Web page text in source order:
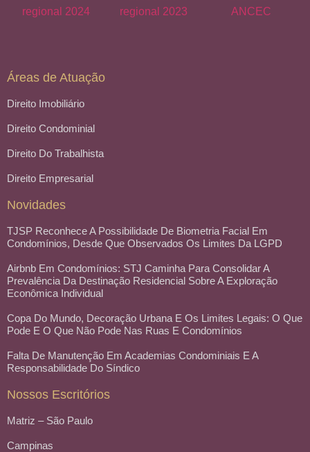
Áreas de Atuação
Direito Imobiliário
Direito Condominial
Direito Do Trabalhista
Direito Empresarial
Novidades
TJSP Reconhece A Possibilidade De Biometria Facial Em
Condomínios, Desde Que Observados Os Limites Da LGPD
Airbnb Em Condomínios: STJ Caminha Para Consolidar A
Prevalência Da Destinação Residencial Sobre A Exploração
Econômica Individual
Copa Do Mundo, Decoração Urbana E Os Limites Legais: O Que
Pode E O Que Não Pode Nas Ruas E Condomínios
Falta De Manutenção Em Academias Condominiais E A
Responsabilidade Do Síndico
Nossos Escritórios
Matriz – São Paulo
Campinas